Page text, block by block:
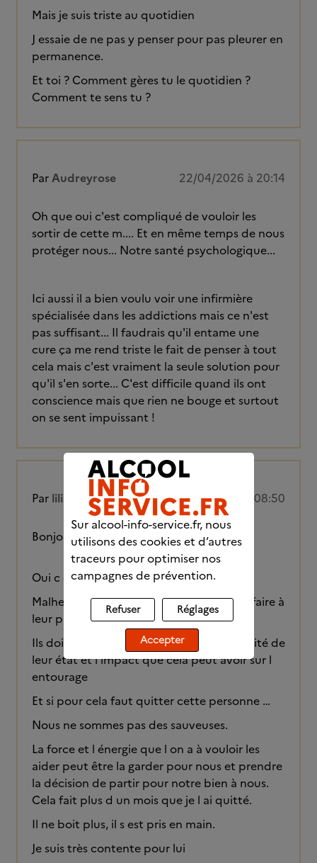
Mais je suis triste au quotidien
J essaie de ne pas y penser pour pas pleurer en
permanence.
Et toi ? Comment gères tu le quotidien ?
Comment te sens tu ?
ParAudreyrose 22/04/2026 à 20:14
Oh que oui c'est compliqué de vouloir les
sortir de cette m.... Et en même temps de nous
protéger nous... Notre santé psychologique...
Ici aussi il a bien voulu voir une infirmière
spécialisée dans les addictions mais ce n'est
pas suffisant... Il faudrais qu'il entame une
cure ça me rend triste le fait de penser à tout
cela mais c'est vraiment la seule solution pour
qu'il s'en sorte... C'est difficile quand ils ont
conscience mais que rien ne bouge et surtout
on se sent impuissant !
Par lili78390 23/04/2026 à 08:50
Bonjour Audrey
Oui c est très compliqué cette situation
Malheureusement nous ne pouvons rien faire à
leur place.
Ils doivent prendre conscience de la gravité de
leur état et l impact que cela peut avoir sur l
entourage
Et si pour cela faut quitter cette personne …
Nous ne sommes pas des sauveuses.
La force et l énergie que l on a à vouloir les
aider peut être la garder pour nous et prendre
la décision de partir pour notre bien à nous.
Cela fait plus d un mois que je l ai quitté.
Il ne boit plus, il s est pris en main.
Je suis très contente pour lui
Sur alcool-info-service.fr, nous
utilisons des cookies et d’autres
traceurs pour optimiser nos
campagnes de prévention.
Refuser Réglages
Accepter